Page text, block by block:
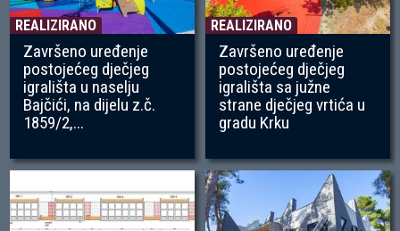
REALIZIRANO
Završeno uređenje
postojećeg dječjeg
igrališta u naselju
Bajčići, na dijelu z.č.
1859/2,...
REALIZIRANO
Završeno uređenje
postojećeg dječjeg
igrališta sa južne
strane dječjeg vrtića u
gradu Krku